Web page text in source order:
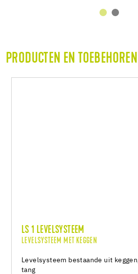
PRODUCTEN EN TOEBEHOREN
LS 1 LEVELSYSTEEM
LEVELSYSTEEM MET KEGGEN
Levelsysteem bestaande uit
tang